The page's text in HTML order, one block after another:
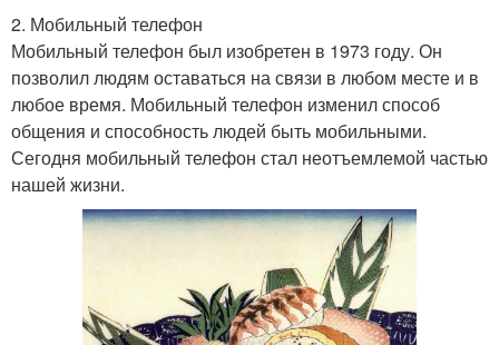
2. Мобильный телефон
Мобильный телефон был изобретен в 1973 году. Он
позволил людям оставаться на связи в любом месте и в
любое время. Мобильный телефон изменил способ
общения и способность людей быть мобильными.
Сегодня мобильный телефон стал неотъемлемой частью
нашей жизни.